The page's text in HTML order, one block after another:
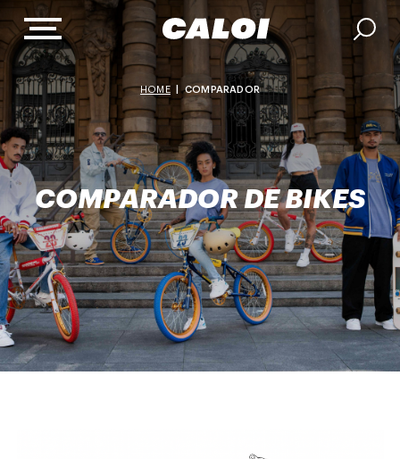
HOME|COMPARADOR
COMPARADOR DE BIKES